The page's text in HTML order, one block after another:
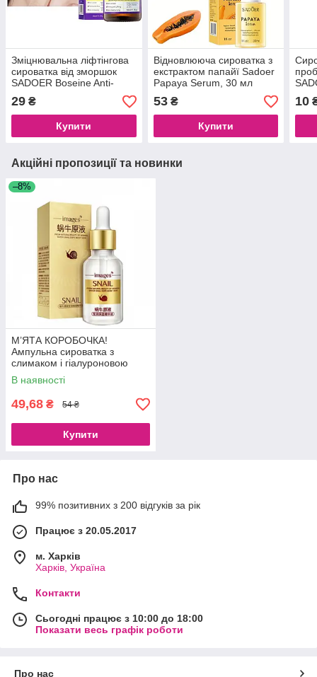
Зміцнювальна ліфтінгова
сироватка від зморшок
SADOER Boseine Anti-
Moisturize Serum, 30 ml
29 ₴
Купити
Відновлююча сироватка з
екстрактом папайї Sadoer
Papaya Serum, 30 мл
53₴
Купити
10
Акційні пропозиції та новинки
–8%
М’ЯТА КОРОБОЧКА!
Ампульна сироватка з
слимаком і гіалуроновою
кислотою від зморшок і
сухості Images Snail, 15 ml
В наявності
49,68 ₴ 54 ₴
Купити
Про нас
99% позитивних з 200 відгуків за рік
Працює з 20.05.2017
м. Харків
Харків, Україна
Контакти
Сьогодні працює з 10:00 до 18:00
Показати весь графік роботи
Про нас